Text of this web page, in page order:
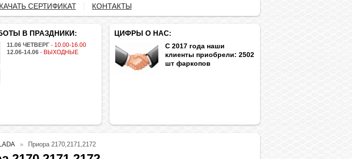
СЕРТИФИКАТ КОНТАКТЫ
В ПРАЗДНИКИ:
11.06 ЧЕТВЕРГ - 10.00-16.00
12.06-14.06 - ВЫХОДНЫЕ
ЦИФРЫ О НАС:
С 2017 года наши
клиенты приобрели: 2502
шт фаркопов
LADA Приора 2170,2171,2172